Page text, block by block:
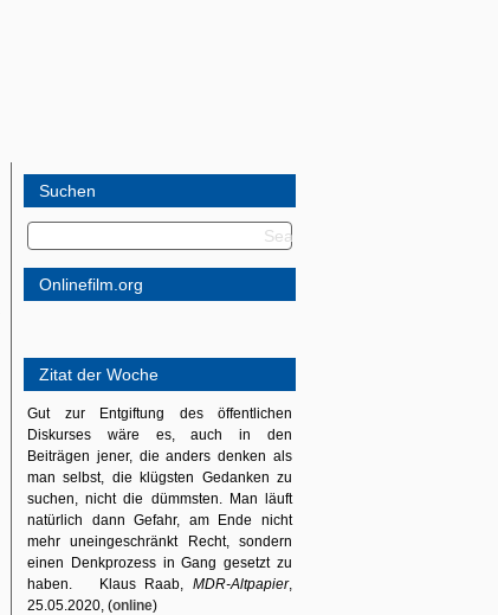
Suchen
Onlinefilm.org
Zitat der Woche
Gut zur Entgiftung des öffentlichen
Diskurses wäre es, auch in den
Beiträgen jener, die anders denken als
man selbst, die klügsten Gedanken zu
suchen, nicht die dümmsten. Man läuft
natürlich dann Gefahr, am Ende nicht
mehr uneingeschränkt Recht, sondern
einen Denkprozess in Gang gesetzt zu
haben. Klaus Raab, MDR-Altpapier,
25.05.2020, (online)